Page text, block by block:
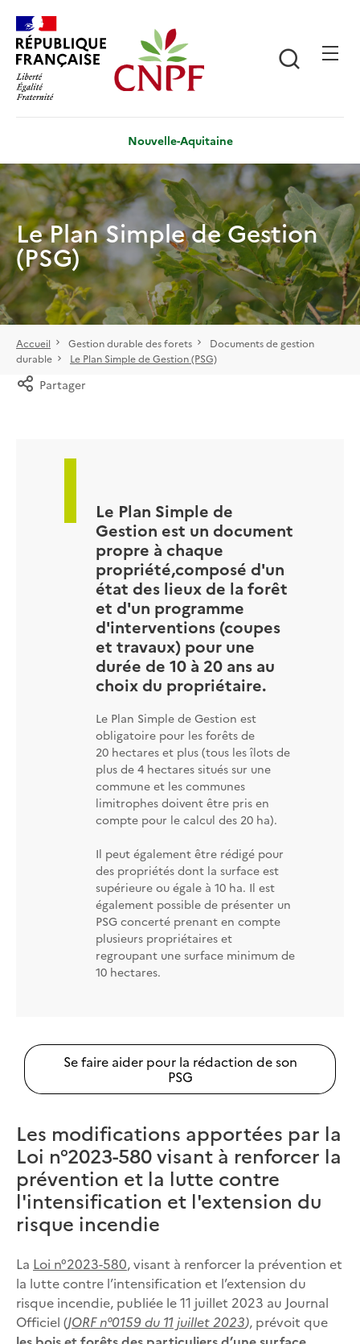
contenu
principal
Nouvelle-Aquitaine
Le Plan Simple de Gestion
(PSG)
Accueil Gestion durable des forets
Documents de gestion
durable
Le Plan Simple de Gestion (PSG)
Partager
Le Plan Simple de
Gestion est un document
propre à chaque
propriété,composé d'un
état des lieux de la forêt
et d'un programme
d'interventions (coupes
et travaux) pour une
durée de 10 à 20 ans au
choix du propriétaire.
Le Plan Simple de Gestion est
obligatoire pour les forêts de
20 hectares et plus (tous les îlots de
plus de 4 hectares situés sur une
commune et les communes
limitrophes doivent être pris en
compte pour le calcul des 20 ha).
Il peut également être rédigé pour
des propriétés dont la surface est
supérieure ou égale à 10 ha. Il est
également possible de présenter un
PSG concerté prenant en compte
plusieurs propriétaires et
regroupant une surface minimum de
10 hectares.
Se faire aider pour la rédaction de son
PSG
Les modifications apportées par la
Loi n°2023-580 visant à renforcer la
prévention et la lutte contre
l'intensification et l'extension du
risque incendie
La Loi n°2023-580, visant à renforcer la prévention et
la lutte contre l’intensification et l’extension du
risque incendie, publiée le 11 juillet 2023 au Journal
Officiel (JORF n°0159 du 11 juillet 2023), prévoit que